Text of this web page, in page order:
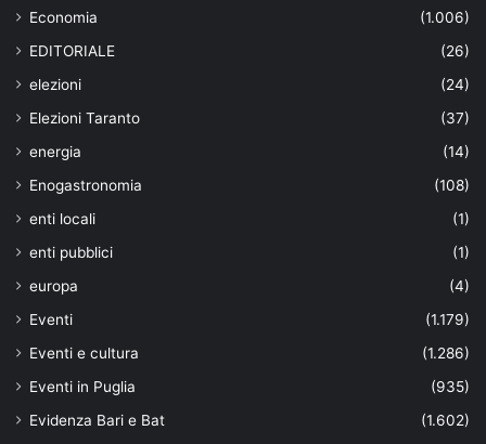
Economia
(1.006)
EDITORIALE
(26)
elezioni
(24)
Elezioni Taranto
(37)
energia
(14)
Enogastronomia
(108)
enti locali
(1)
enti pubblici
(1)
europa
(4)
Eventi
(1.179)
Eventi e cultura
(1.286)
Eventi in Puglia
(935)
Evidenza Bari e Bat
(1.602)